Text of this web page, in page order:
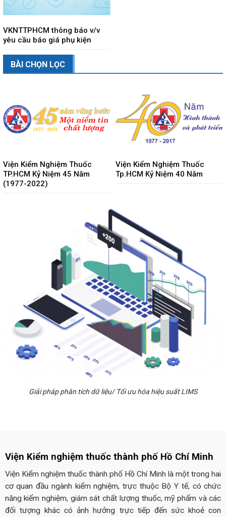
VKNTTPHCM thông báo v/v
yêu cầu báo giá phụ kiện
BÀI CHỌN LỌC
Viện Kiểm Nghiệm Thuốc
TP.HCM Kỷ Niệm 45 Năm
(1977-2022)
Viện Kiểm Nghiệm Thuốc
Tp.HCM Kỷ Niệm 40 Năm
Giải pháp phân tích dữ liệu/ Tối ưu hóa hiệu suất LIMS
Viện Kiểm nghiệm thuốc thành phố Hồ Chí Minh
Viện Kiểm nghiệm thuốc thành phố Hồ Chí Minh là một trong hai
cơ quan đầu ngành kiểm nghiệm, trực thuộc Bộ Y tế, có chức
năng kiểm nghiệm, giám sát chất lượng thuốc, mỹ phẩm và các
đối tượng khác có ảnh hưởng trực tiếp đến sức khoẻ con